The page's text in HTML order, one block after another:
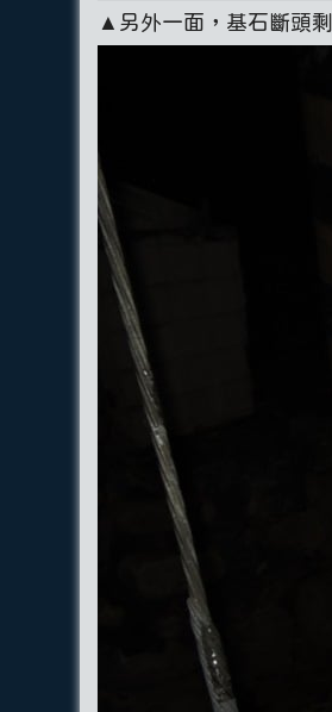
▲另外一面，基石斷頭